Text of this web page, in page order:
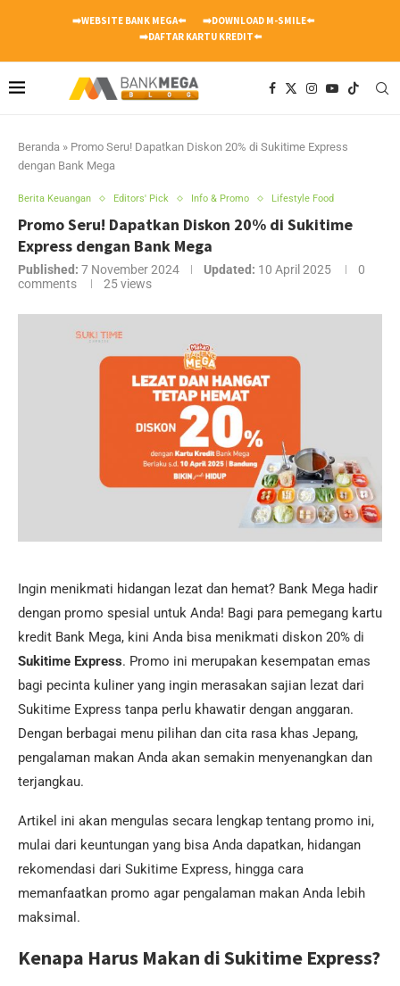
➡️WEBSITE BANK MEGA⬅️
➡️DOWNLOAD M-SMILE⬅️
➡️DAFTAR KARTU KREDIT⬅️
Beranda » Promo Seru! Dapatkan Diskon 20% di Sukitime Express
dengan Bank Mega
Berita Keuangan Editors' Pick Info & Promo Lifestyle Food
Promo Seru! Dapatkan Diskon 20% di Sukitime
Express dengan Bank Mega
Published: 7 November 2024 Updated: 10 April 2025
0
comments
25views
Ingin menikmati hidangan lezat dan hemat? Bank Mega hadir
dengan promo spesial untuk Anda! Bagi para pemegang kartu
kredit Bank Mega, kini Anda bisa menikmati diskon 20% di
Sukitime Express. Promo ini merupakan kesempatan emas
bagi pecinta kuliner yang ingin merasakan sajian lezat dari
Sukitime Express tanpa perlu khawatir dengan anggaran.
Dengan berbagai menu pilihan dan cita rasa khas Jepang,
pengalaman makan Anda akan semakin menyenangkan dan
terjangkau.
Artikel ini akan mengulas secara lengkap tentang promo ini,
mulai dari keuntungan yang bisa Anda dapatkan, hidangan
rekomendasi dari Sukitime Express, hingga cara
memanfaatkan promo agar pengalaman makan Anda lebih
maksimal.
Kenapa Harus Makan di Sukitime Express?